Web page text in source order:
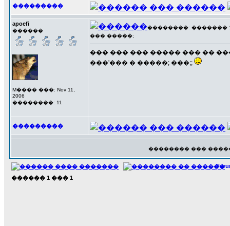
���������
apoefi
������
M���� ���: Nov 11,
2006
��������: 11
��������: ������� 15
��� �����;
��� ��� ��� ����� ��� ��
���'��� � �����; ���;;
���������
�������� ���
������ 1 ��� 1